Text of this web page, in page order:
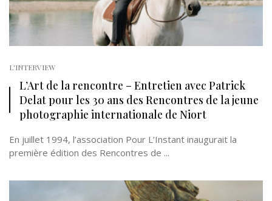
L'INTERVIEW
L’Art de la rencontre – Entretien avec Patrick
Delat pour les 30 ans des Rencontres de la jeune
photographie internationale de Niort
En juillet 1994, l’association Pour L’Instant inaugurait la
première édition des Rencontres de ...